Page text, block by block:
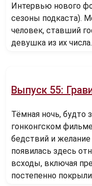
Интервью нового
сезоны подкаста).
человек, ставший
девушка из их числа.
Выпуск 55:
Тёмная ночь, будто
гонконгском
бедствий и желание
появилась здесь
всходы, включая
постепенно